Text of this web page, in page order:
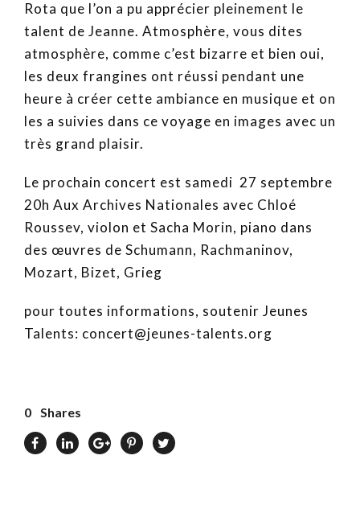
Rota que l’on a pu apprécier pleinement le
talent de Jeanne. Atmosphère, vous dites
atmosphère, comme c’est bizarre et bien oui,
les deux frangines ont réussi pendant une
heure à créer cette ambiance en musique et on
les a suivies dans ce voyage en images avec un
très grand plaisir.
Le prochain concert est samedi 27 septembre
20h Aux Archives Nationales avec Chloé
Roussev, violon et Sacha Morin, piano dans
des œuvres de Schumann, Rachmaninov,
Mozart, Bizet, Grieg
pour toutes informations, soutenir Jeunes
Talents: concert@jeunes-talents.org
0 Shares